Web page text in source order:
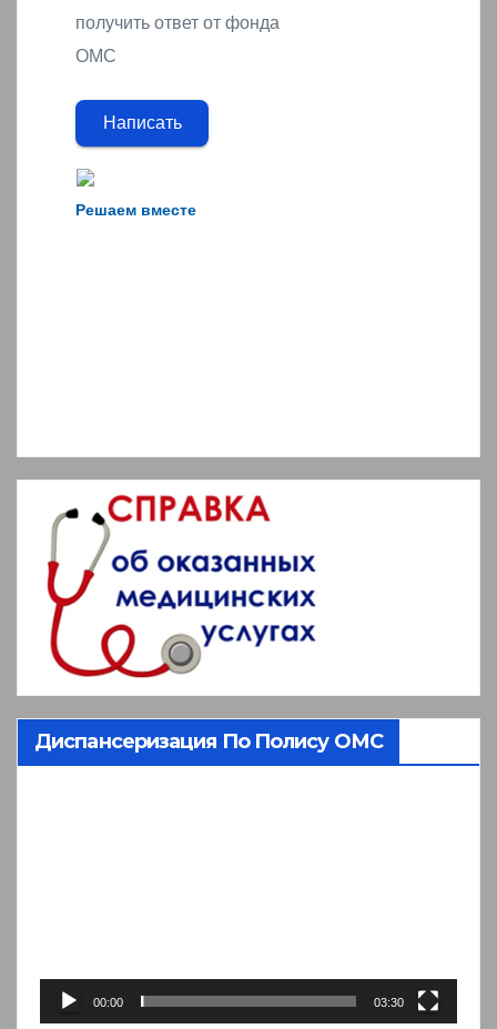
Решаем вместе
получить ответ от фонда
ОМС
Написать
Диспансеризация По Полису ОМС
00:00 03:30